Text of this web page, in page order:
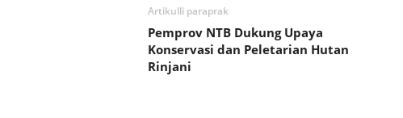
Artikulli paraprak
Pemprov NTB Dukung Upaya
Konservasi dan Peletarian Hutan
Rinjani